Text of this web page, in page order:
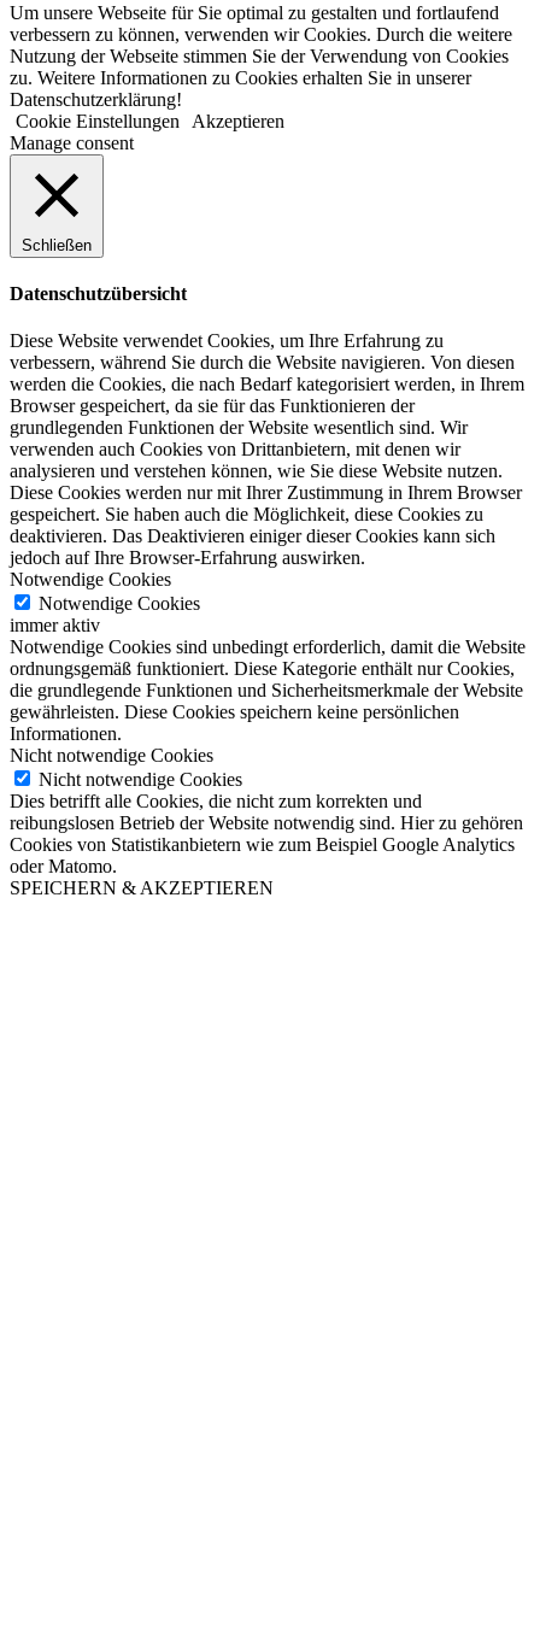
Um unsere Webseite für Sie optimal zu gestalten und fortlaufend
verbessern zu können, verwenden wir Cookies. Durch die weitere
Nutzung der Webseite stimmen Sie der Verwendung von Cookies
zu. Weitere Informationen zu Cookies erhalten Sie in unserer
Datenschutzerklärung!
Cookie Einstellungen
Akzeptieren
Manage consent
Schließen
Datenschutzübersicht
Diese Website verwendet Cookies, um Ihre Erfahrung zu
verbessern, während Sie durch die Website navigieren. Von diesen
werden die Cookies, die nach Bedarf kategorisiert werden, in Ihrem
Browser gespeichert, da sie für das Funktionieren der
grundlegenden Funktionen der Website wesentlich sind. Wir
verwenden auch Cookies von Drittanbietern, mit denen wir
analysieren und verstehen können, wie Sie diese Website nutzen.
Diese Cookies werden nur mit Ihrer Zustimmung in Ihrem Browser
gespeichert. Sie haben auch die Möglichkeit, diese Cookies zu
deaktivieren. Das Deaktivieren einiger dieser Cookies kann sich
jedoch auf Ihre Browser-Erfahrung auswirken.
Notwendige Cookies
Notwendige Cookies
immer aktiv
Notwendige Cookies sind unbedingt erforderlich, damit die Website
ordnungsgemäß funktioniert. Diese Kategorie enthält nur Cookies,
die grundlegende Funktionen und Sicherheitsmerkmale der Website
gewährleisten. Diese Cookies speichern keine persönlichen
Informationen.
Nicht notwendige Cookies
Nicht notwendige Cookies
Dies betrifft alle Cookies, die nicht zum korrekten und
reibungslosen Betrieb der Website notwendig sind. Hier zu gehören
Cookies von Statistikanbietern wie zum Beispiel Google Analytics
oder Matomo.
SPEICHERN & AKZEPTIEREN